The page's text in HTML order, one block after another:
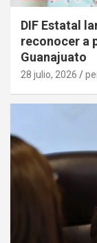
DIF Estatal
reconocer a
Guanajuato
28 julio, 2026